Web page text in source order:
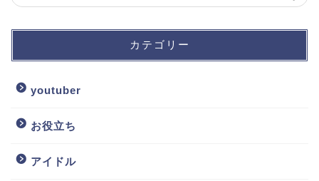
カテゴリー
youtuber
お役立ち
アイドル